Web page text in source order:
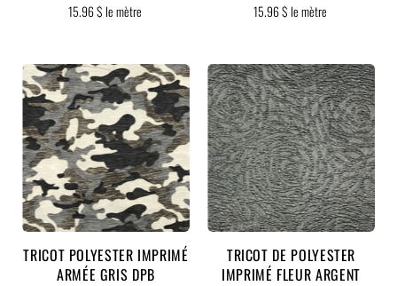
15.96 $ le mètre 15.96 $ le mètre
TRICOT POLYESTER IMPRIMÉ
ARMÉE GRIS DPB
TRICOT DE POLYESTER
IMPRIMÉ FLEUR ARGENT